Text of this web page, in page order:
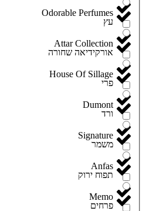
Odorable Perfumes
Attar Collection
House Of Sillage
Dumont
Signature
Anfas
Memo
עץ
אורקידיאה שחורה
פרי
ורד
משמר
תפוח ירוק
פרחים